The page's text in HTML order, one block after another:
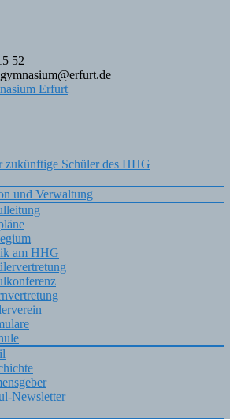
52
zukünftige Schüler des HHG
und Verwaltung
am HHG
Newsletter